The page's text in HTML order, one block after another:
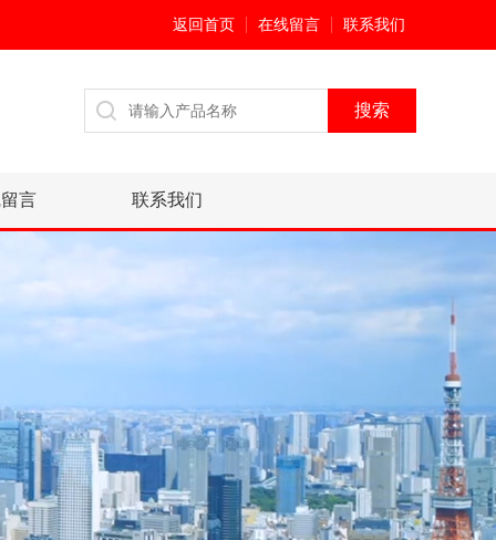
返回首页 在线留言 联系我们
言 联系我们